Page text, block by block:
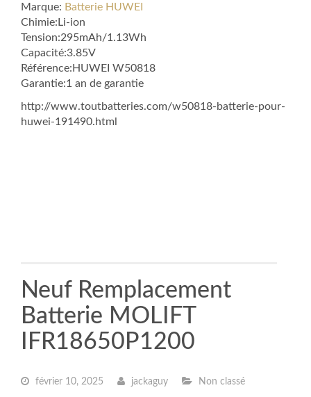
Marque: Batterie HUWEI
Chimie:Li-ion
Tension:295mAh/1.13Wh
Capacité:3.85V
Référence:HUWEI W50818
Garantie:1 an de garantie
http://www.toutbatteries.com/w50818-batterie-pour-
huwei-191490.html
Neuf Remplacement
Batterie MOLIFT
IFR18650P1200
février 10, 2025 jackaguy Non classé